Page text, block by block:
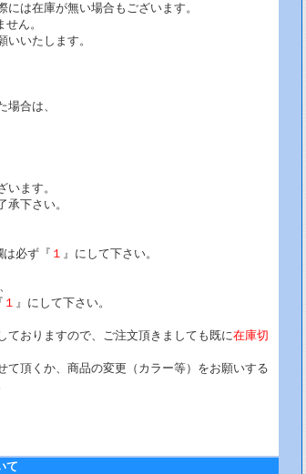
は在庫が無い場合もございます。
ん。
いたします。
場合は、
ます。
下さい。
必ず『 １ 』にして下さい。
１ 』にして下さい。
ておりますので、ご注文頂きましても既に在庫切
頂くか、商品の変更（カラー等）をお願いする
て